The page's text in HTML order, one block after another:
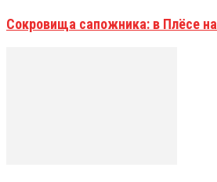
Сокровища сапожника: в Плёсе